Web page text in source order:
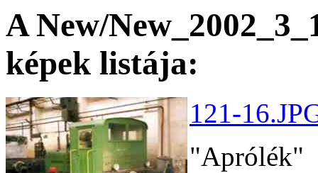
A New/
képek listája:
121-
"Aprólék"